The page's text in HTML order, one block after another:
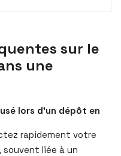
sur le
une
lors d’un dépôt en
rapidement votre
souvent liée à un